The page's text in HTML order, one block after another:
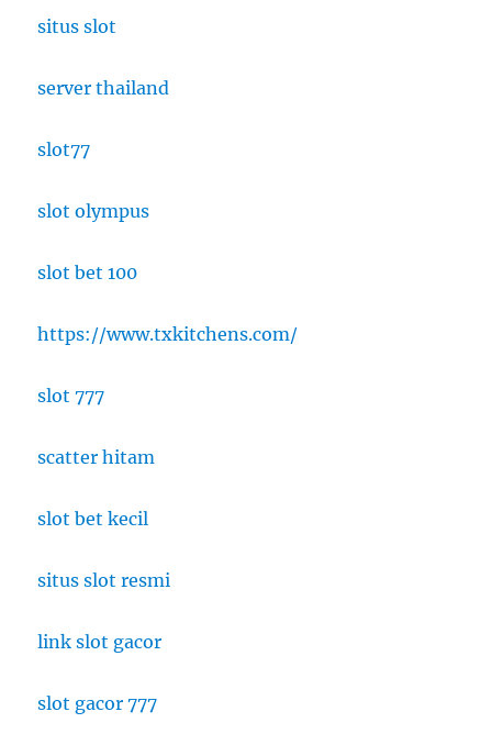
situs slot
server thailand
slot77
slot olympus
slot bet 100
https://www.txkitchens.com/
slot 777
scatter hitam
slot bet kecil
situs slot resmi
link slot gacor
slot gacor 777